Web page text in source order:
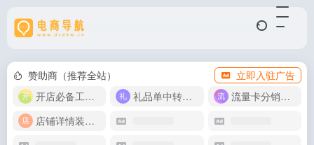
赞助商（推荐全站）
立即入驻广告
开店必备工具箱
礼品单中转同步单
流量卡分销代理
店铺详情装修模版